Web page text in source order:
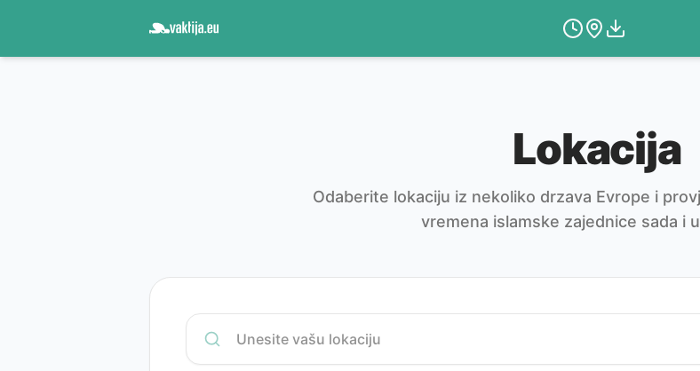
Lokacija
Odaberite lokaciju iz nekoliko drzava Evrope i
vremena islamske zajednice sada i